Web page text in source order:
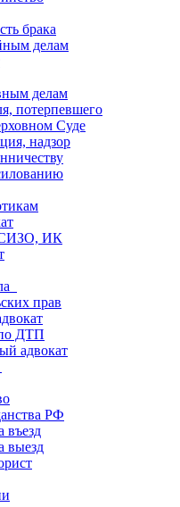
брака
делам
делам
потерпевшего
Суде
надзор
ИК
прав
ДТП
адвокат
РФ
въезд
выезд